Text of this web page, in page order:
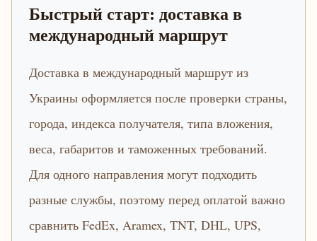
Быстрый старт: доставка в
международный маршрут
Доставка в международный маршрут из
Украины оформляется после проверки страны,
города, индекса получателя, типа вложения,
веса, габаритов и таможенных требований.
Для одного направления могут подходить
разные службы, поэтому перед оплатой важно
сравнить FedEx, Aramex, TNT, DHL, UPS,